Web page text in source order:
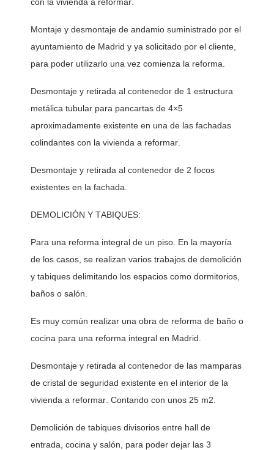
Montaje y desmontaje de andamio suministrado por el
ayuntamiento de Madrid y ya solicitado por el cliente,
para poder utilizarlo una vez comienza la reforma.
Desmontaje y retirada al contenedor de 1 estructura
metálica tubular para pancartas de 4×5
aproximadamente existente en una de las fachadas
colindantes con la vivienda a reformar.
Desmontaje y retirada al contenedor de 2 focos
existentes en la fachada.
DEMOLICIÓN Y TABIQUES:
Para una reforma integral de un piso. En la mayoría
de los casos, se realizan varios trabajos de demolición
y tabiques delimitando los espacios como dormitorios,
baños o salón.
Es muy común realizar una obra de reforma de baño o
cocina para una reforma integral en Madrid.
Desmontaje y retirada al contenedor de las mamparas
de cristal de seguridad existente en el interior de la
vivienda a reformar. Contando con unos 25 m2.
Demolición de tabiques divisorios entre hall de
entrada, cocina y salón, para poder dejar las 3